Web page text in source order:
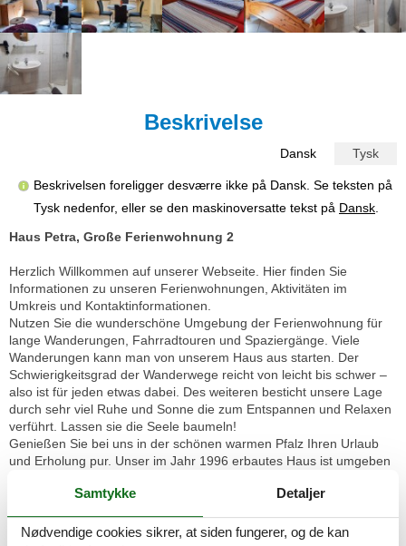
Beskrivelse
Dansk Tysk
Beskrivelsen foreligger desværre ikke på Dansk. Se teksten på
Tysk nedenfor, eller se den maskinoversatte tekst på Dansk
Haus Petra, Große Ferienwohnung 2
Herzlich Willkommen auf unserer Webseite. Hier finden Sie
Informationen zu unseren Ferienwohnungen, Aktivitäten im
Umkreis und Kontaktinformationen.
Nutzen Sie die wunderschöne Umgebung der Ferienwohnung für
lange Wanderungen, Fahrradtouren und Spaziergänge. Viele
Wanderungen kann man von unserem Haus aus starten. Der
Schwierigkeitsgrad der Wanderwege reicht von leicht bis schwer –
also ist für jeden etwas dabei. Des weiteren besticht unsere Lage
durch sehr viel Ruhe und Sonne die zum Entspannen und Relaxen
verführt. Lassen sie die Seele baumeln!
Genießen Sie bei uns in der schönen warmen Pfalz Ihren Urlaub
und Erholung pur. Unser im Jahr 1996 erbautes Haus ist umgeben
Natur.
Kinder bieten wir einen Spielbereich im Freien und unseren
Samtykke Detaljer
Nødvendige cookies sikrer, at siden fungerer, og de kan